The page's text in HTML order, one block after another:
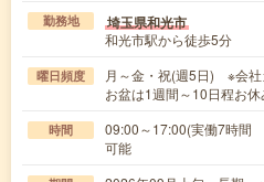
勤務地 埼玉県和光市
和光市駅から徒歩5分
曜日頻度
月～金・祝(週5日) ※会社
お盆は1週間～10日程お休
時間
09:00～17:00(実働7時間
可能